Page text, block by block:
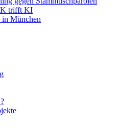
trifft KI
in München